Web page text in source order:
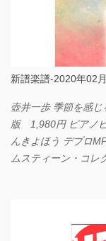
新譜楽譜-2020年02
壺井一歩 季節を感
版 1,980円 ピアノ
んきよほう デプロ
ムスティーン・コ